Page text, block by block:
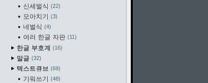
신세벌식 22
모아치기 3
네벌식 4
여러 한글 자판 11
한글 부호계 16
말글 32
텍스트큐브 69
기워쓰기 48